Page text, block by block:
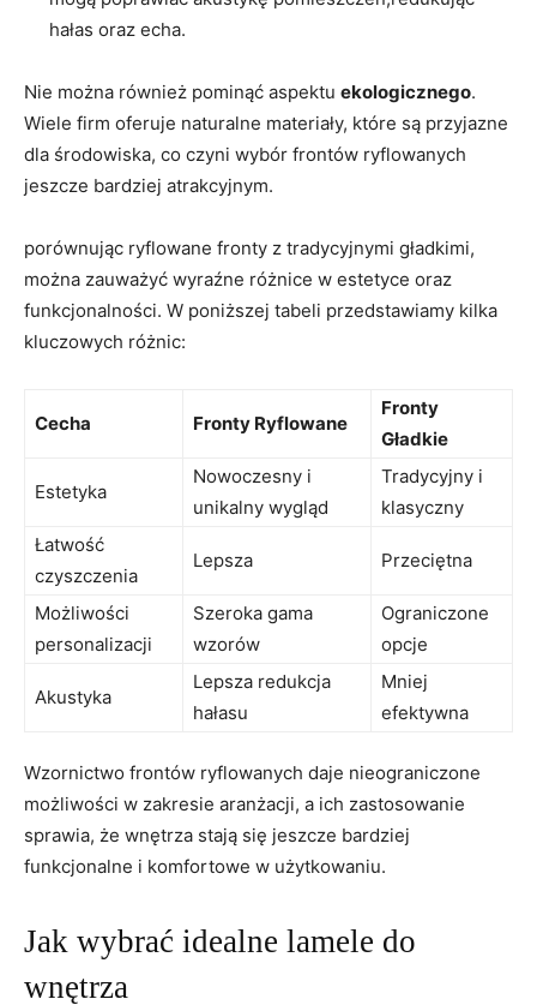
hałas oraz echa.
Nie można również pominąć aspektu ekologicznego.
Wiele firm oferuje naturalne materiały, które są przyjazne
dla środowiska, co czyni wybór frontów ryflowanych
jeszcze bardziej atrakcyjnym.
porównując ryflowane fronty z tradycyjnymi gładkimi,
można zauważyć wyraźne różnice w estetyce oraz
funkcjonalności. W poniższej tabeli przedstawiamy kilka
kluczowych różnic:
Cecha Fronty Ryflowane
Fronty
Gładkie
Estetyka
Nowoczesny i
unikalny wygląd
Tradycyjny i
klasyczny
Łatwość
czyszczenia
Lepsza Przeciętna
Możliwości
personalizacji
Szeroka gama
wzorów
Ograniczone
opcje
Akustyka
Lepsza redukcja
hałasu
Mniej
efektywna
Wzornictwo frontów ryflowanych daje nieograniczone
możliwości w zakresie aranżacji, a ich zastosowanie
sprawia, że wnętrza stają się jeszcze bardziej
funkcjonalne i komfortowe w użytkowaniu.
Jak wybrać idealne lamele do
wnętrza